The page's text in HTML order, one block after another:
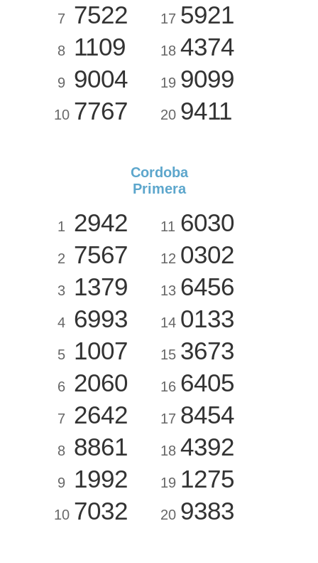
7 7522
8 1109
9 9004
10 7767
17 5921
18 4374
19 9099
20 9411
Cordoba
Primera
1 2942
2 7567
3 1379
4 6993
5 1007
6 2060
7 2642
8 8861
9 1992
10 7032
11 6030
12 0302
13 6456
14 0133
15 3673
16 6405
17 8454
18 4392
19 1275
20 9383